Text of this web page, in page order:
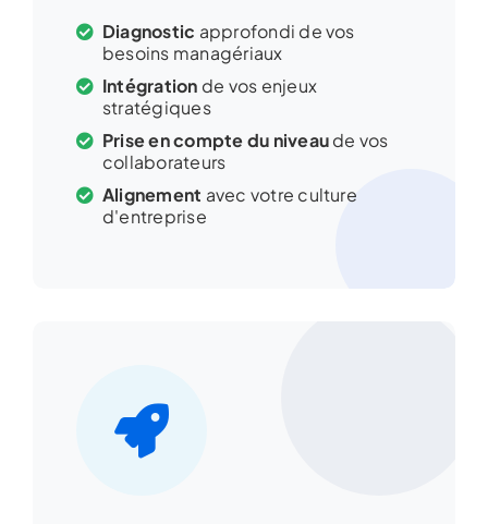
Diagnostic approfondi de vos
besoins managériaux
Intégration de vos enjeux
stratégiques
Prise en compte du niveaude vos
collaborateurs
Alignement avec votre culture
d'entreprise